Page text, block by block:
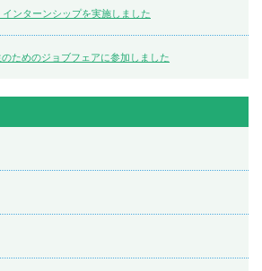
ンターンシップを実施しました
ためのジョブフェアに参加しました